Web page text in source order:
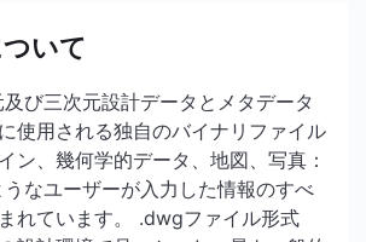
いて
び三次元設計データとメタデータ
使用される独自のバイナリファイル
ン、幾何学的データ、地図、写真：
なユーザーが入力した情報のすべ
れています。 .dwgファイル形式